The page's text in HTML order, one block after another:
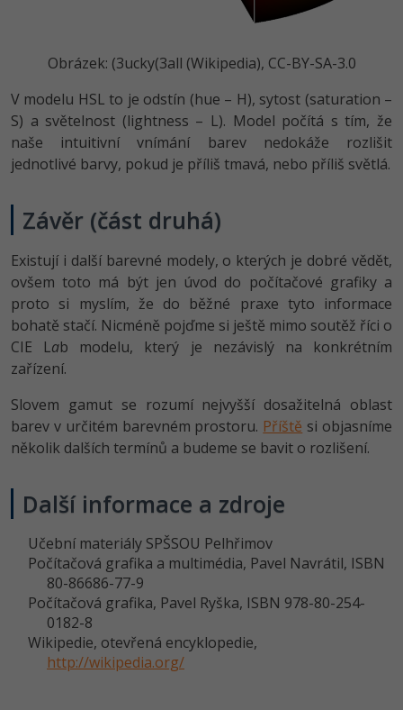
Obrázek: (3ucky(3all (Wikipedia), CC-BY-SA-3.0
V modelu HSL to je odstín (hue – H), sytost (saturation –
S) a světelnost (lightness – L). Model počítá s tím, že
naše intuitivní vnímání barev nedokáže rozlišit
jednotlivé barvy, pokud je příliš tmavá, nebo příliš světlá.
Závěr (část druhá)
Existují i další barevné modely, o kterých je dobré vědět,
ovšem toto má být jen úvod do počítačové grafiky a
proto si myslím, že do běžné praxe tyto informace
bohatě stačí. Nicméně pojďme si ještě mimo soutěž říci o
CIE Lab modelu, který je nezávislý na konkrétním
zařízení.
Slovem gamut se rozumí nejvyšší dosažitelná oblast
barev v určitém barevném prostoru. Příště si objasníme
několik dalších termínů a budeme se bavit o rozlišení.
Další informace a zdroje
Učební materiály SPŠSOU Pelhřimov
Počítačová grafika a multimédia, Pavel Navrátil, ISBN
80-86686-77-9
Počítačová grafika, Pavel Ryška, ISBN 978-80-254-
0182-8
Wikipedie, otevřená encyklopedie,
http://wikipedia.org/